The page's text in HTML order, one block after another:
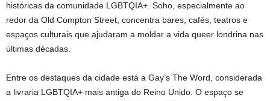
históricas da comunidade LGBTQIA+. Soho, especialmente ao
redor da Old Compton Street, concentra bares, cafés, teatros e
espaços culturais que ajudaram a moldar a vida queer londrina nas
últimas décadas.
Entre os destaques da cidade está a Gay’s The Word, considerada
a livraria LGBTQIA+ mais antiga do Reino Unido. O espaço se